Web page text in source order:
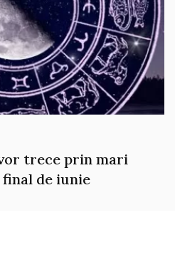
trece prin mari
de iunie